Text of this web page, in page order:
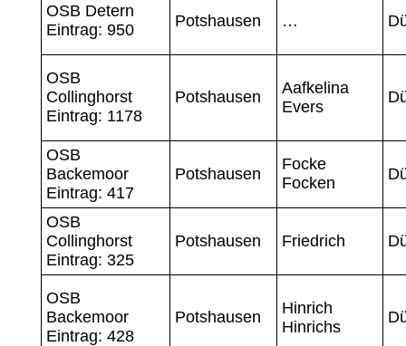
OSB Detern
Eintrag: 950
Potshausen …
OSB
Collinghorst
Eintrag: 1178
Potshausen
Aafkelina
Evers
OSB
Backemoor
Eintrag: 417
Potshausen
Focke
Focken
OSB
Collinghorst
Eintrag: 325
Potshausen Friedrich
OSB
Backemoor
Eintrag: 428
Potshausen
Hinrich
Hinrichs